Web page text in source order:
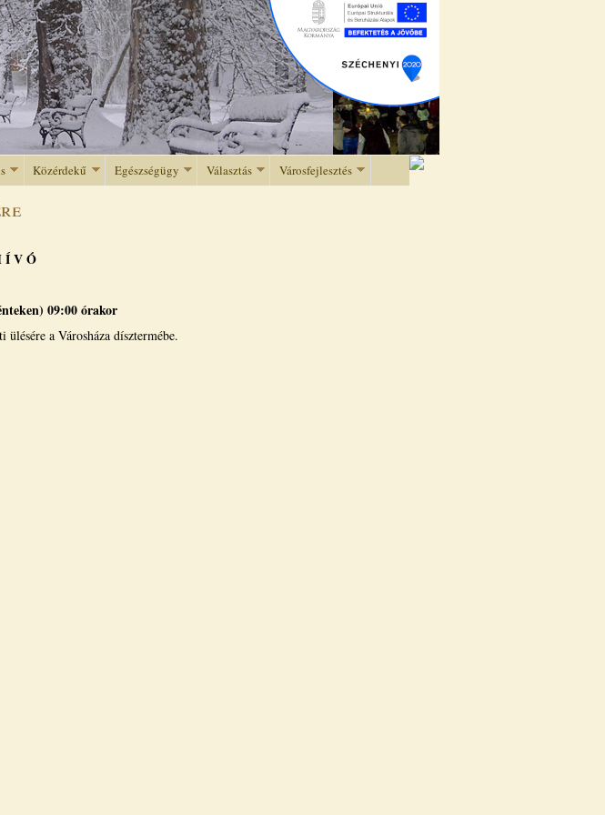
Közérdekű Egészségügy Választás Városfejlesztés
Í V Ó
09:00 órakor
a Városháza dísztermébe.